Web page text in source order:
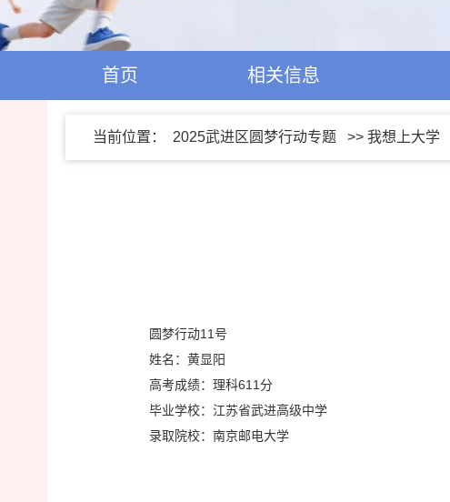
首页 相关信息
当前位置： 2025武进区圆梦行动专题 >> 我想上大学
圆梦行动11号
姓名：黄显阳
高考成绩：理科611分
毕业学校：江苏省武进高级中学
录取院校：南京邮电大学